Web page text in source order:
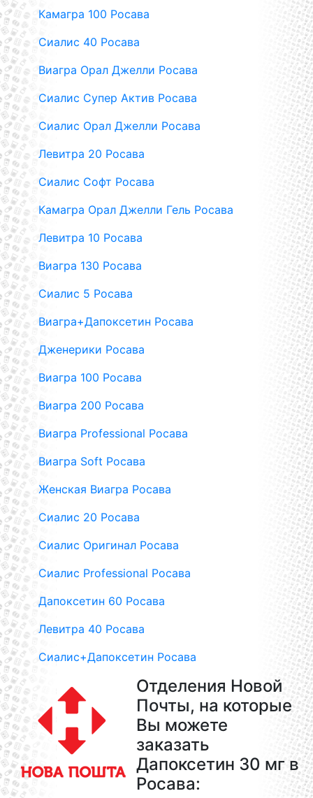
Камагра 100 Росава
Сиалис 40 Росава
Виагра Орал Джелли Росава
Сиалис Супер Актив Росава
Сиалис Орал Джелли Росава
Левитра 20 Росава
Сиалис Софт Росава
Камагра Орал Джелли Гель Росава
Левитра 10 Росава
Виагра 130 Росава
Сиалис 5 Росава
Виагра+Дапоксетин Росава
Дженерики Росава
Виагра 100 Росава
Виагра 200 Росава
Виагра Professional Росава
Виагра Soft Росава
Женская Виагра Росава
Сиалис 20 Росава
Сиалис Оригинал Росава
Сиалис Professional Росава
Дапоксетин 60 Росава
Левитра 40 Росава
Сиалис+Дапоксетин Росава
Отделения Новой
Почты, на которые
Вы можете
заказать
Дапоксетин 30 мг в
Росава: